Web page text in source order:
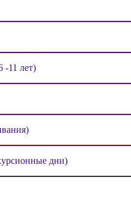
-11 лет)
дни)